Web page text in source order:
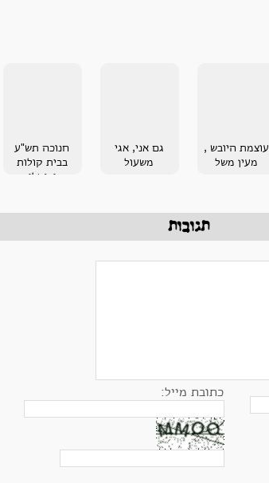
עוצמת היובש ,
מעין משל
גם אני, אגי
משעול
חנוכה תש"ע
בבית קולות
בירושלים
תגובות
כתובת מייל: